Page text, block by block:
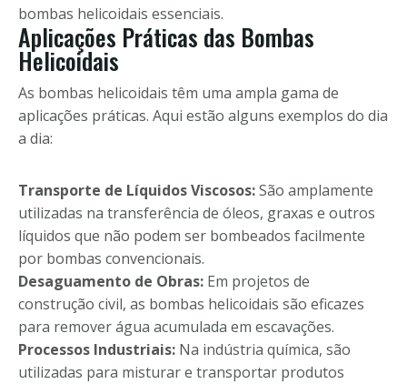
bombas helicoidais essenciais.
Aplicações Práticas das Bombas
Helicoidais
As bombas helicoidais têm uma ampla gama de
aplicações práticas. Aqui estão alguns exemplos do dia
a dia:
Transporte de Líquidos Viscosos:São amplamente
utilizadas na transferência de óleos, graxas e outros
líquidos que não podem ser bombeados facilmente
por bombas convencionais.
Desaguamento de Obras: Em projetos de
construção civil, as bombas helicoidais são eficazes
para remover água acumulada em escavações.
Processos Industriais: Na indústria química, são
utilizadas para misturar e transportar produtos